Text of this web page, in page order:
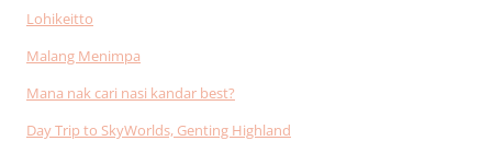
Lohikeitto
Malang Menimpa
Mana nak cari nasi kandar best?
Day Trip to SkyWorlds, Genting Highland